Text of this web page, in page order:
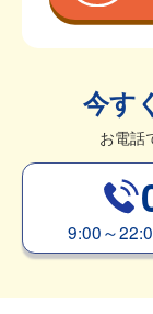
今す
お電話
9:00～